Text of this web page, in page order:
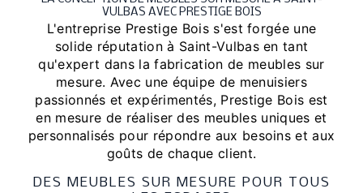
VULBAS AVEC PRESTIGE BOIS
L'entreprise Prestige Bois s'est forgée une
solide réputation à Saint-Vulbas en tant
qu'expert dans la fabrication de meubles sur
mesure. Avec une équipe de menuisiers
passionnés et expérimentés, Prestige Bois est
en mesure de réaliser des meubles uniques et
personnalisés pour répondre aux besoins et aux
goûts de chaque client.
DES MEUBLES SUR MESURE POUR TOUS